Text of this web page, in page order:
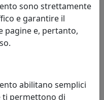
sono strettamente
e garantire il
pagine e, pertanto,
abilitano semplici
ti permettono di